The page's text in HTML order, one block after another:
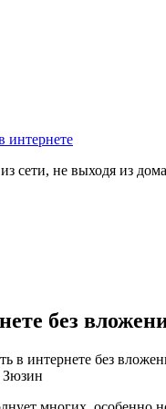
интернете
сети, не выходя из дома
без
в интернете без